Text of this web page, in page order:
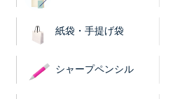
紙袋・手提げ袋
シャープペンシル